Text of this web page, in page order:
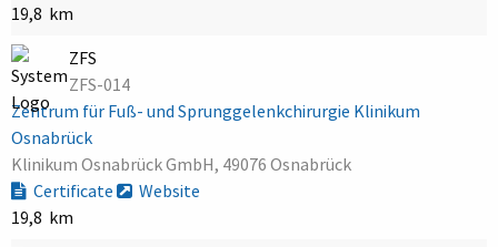
19,8 km
ZFS
ZFS-014
Zentrum für Fuß- und Sprunggelenkchirurgie Klinikum
Osnabrück
Klinikum Osnabrück GmbH, 49076 Osnabrück
Certificate
Website
19,8 km